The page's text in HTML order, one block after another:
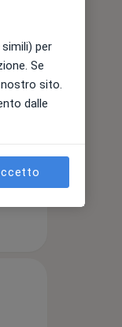
11 Ago
per
Se
sito.
dalle